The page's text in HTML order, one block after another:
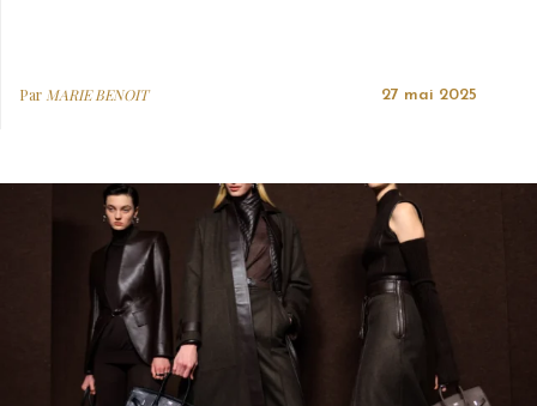
Par MARIE BENOIT 27 mai 2025